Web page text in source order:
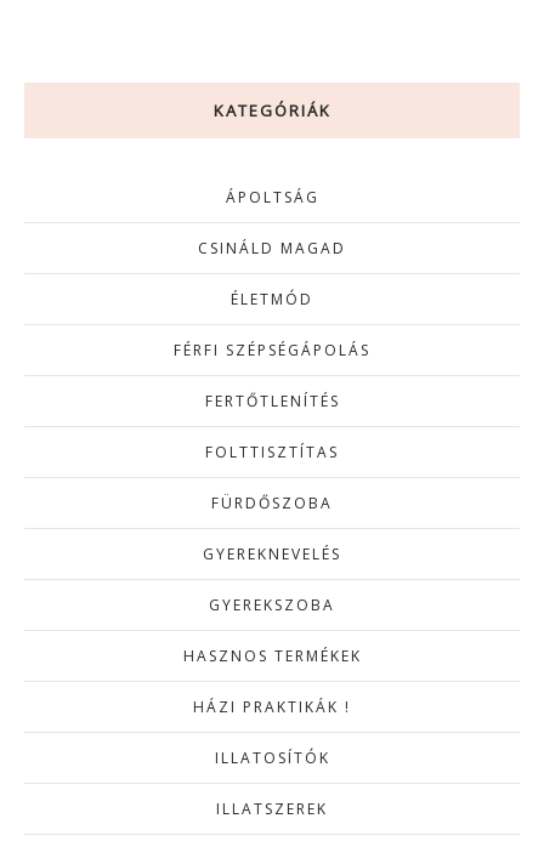
KATEGÓRIÁK
ÁPOLTSÁG
CSINÁLD MAGAD
ÉLETMÓD
FÉRFI SZÉPSÉGÁPOLÁS
FERTŐTLENÍTÉS
FOLTTISZTÍTAS
FÜRDŐSZOBA
GYEREKNEVELÉS
GYEREKSZOBA
HASZNOS TERMÉKEK
HÁZI PRAKTIKÁK !
ILLATOSÍTÓK
ILLATSZEREK